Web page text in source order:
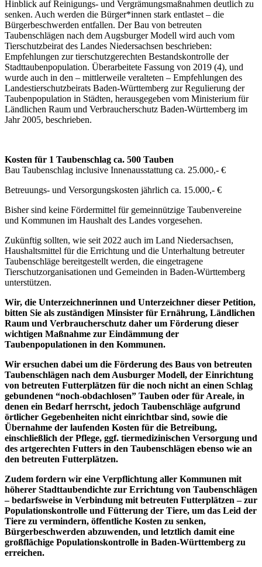
Hinblick auf Reinigungs- und Vergrämungsmaßnahmen deutlich zu
senken. Auch werden die Bürger*innen stark entlastet – die
Bürgerbeschwerden entfallen. Der Bau von betreuten
Taubenschlägen nach dem Augsburger Modell wird auch vom
Tierschutzbeirat des Landes Niedersachsen beschrieben:
Empfehlungen zur tierschutzgerechten Bestandskontrolle der
Stadttaubenpopulation. Überarbeitete Fassung von 2019 (4), und
wurde auch in den – mittlerweile veralteten – Empfehlungen des
Landestierschutzbeirats Baden-Württemberg zur Regulierung der
Taubenpopulation in Städten, herausgegeben vom Ministerium für
Ländlichen Raum und Verbraucherschutz Baden-Württemberg im
Jahr 2005, beschrieben.
Kosten für 1 Taubenschlag ca. 500 Tauben
Bau Taubenschlag inclusive Innenausstattung ca. 25.000,- €
Betreuungs- und Versorgungskosten jährlich ca. 15.000,- €
Bisher sind keine Fördermittel für gemeinnützige Taubenvereine
und Kommunen im Haushalt des Landes vorgesehen.
Zukünftig sollten, wie seit 2022 auch im Land Niedersachsen,
Haushaltsmittel für die Errichtung und die Unterhaltung betreuter
Taubenschläge bereitgestellt werden, die eingetragene
Tierschutzorganisationen und Gemeinden in Baden-Württemberg
unterstützen.
Wir, die Unterzeichnerinnen und Unterzeichner dieser Petition,
bitten Sie als zuständigen Minsister für Ernährung, Ländlichen
Raum und Verbraucherschutz daher um Förderung dieser
wichtigen Maßnahme zur Eindämmung der
Taubenpopulationen in den Kommunen.
Wir ersuchen dabei um die Förderung des Baus von betreuten
Taubenschlägen nach dem Ausburger Modell, der Einrichtung
von betreuten Futterplätzen für die noch nicht an einen Schlag
gebundenen “noch-obdachlosen” Tauben oder für Areale, in
denen ein Bedarf herrscht, jedoch Taubenschläge aufgrund
örtlicher Gegebenheiten nicht einrichtbar sind, sowie die
Übernahme der laufenden Kosten für die Betreibung,
einschließlich der Pflege, ggf. tiermedizinischen Versorgung und
des artgerechten Futters in den Taubenschlägen ebenso wie an
den betreuten Futterplätzen.
Zudem fordern wir eine Verpflichtung aller Kommunen mit
höherer Stadttaubendichte zur Errichtung von Taubenschlägen
– bedarfsweise in Verbindung mit betreuten Futterplätzen – zur
Populationskontrolle und Fütterung der Tiere, um das Leid der
Tiere zu vermindern, öffentliche Kosten zu senken,
Bürgerbeschwerden abzuwenden, und letztlich damit eine
großflächige Populationskontrolle in Baden-Württemberg zu
erreichen.